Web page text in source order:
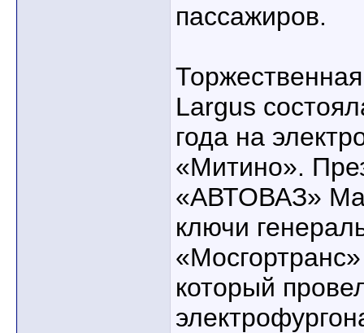
пассажиров.
Largus
года на
«Митино».
«АВТОВАЗ»
ключи
который